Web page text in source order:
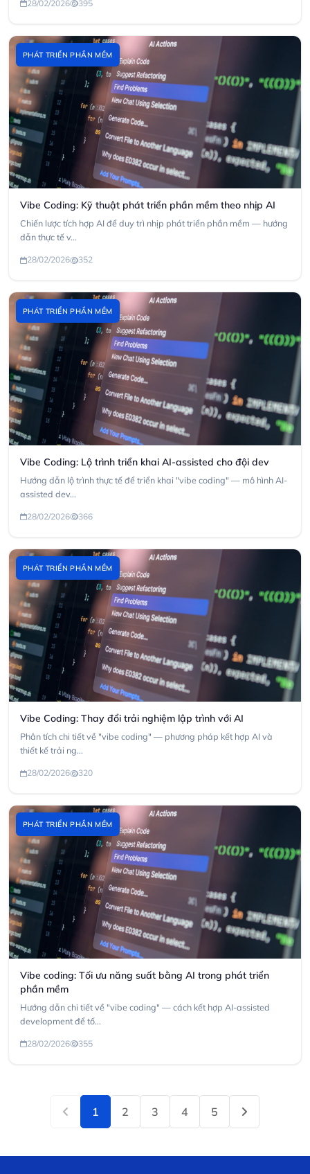
28/02/2026 395
PHÁT TRIỂN PHẦN MỀM
Vibe Coding: Kỹ thuật phát triển phần mềm theo nhịp AI
Chiến lược tích hợp AI để duy trì nhịp phát triển phần mềm — hướng
dẫn thực tế v...
28/02/2026 352
PHÁT TRIỂN PHẦN MỀM
Vibe Coding: Lộ trình triển khai AI-assisted cho đội dev
Hướng dẫn lộ trình thực tế để triển khai "vibe coding" — mô hình AI-
assisted dev...
28/02/2026 366
PHÁT TRIỂN PHẦN MỀM
Vibe Coding: Thay đổi trải nghiệm lập trình với AI
Phân tích chi tiết về "vibe coding" — phương pháp kết hợp AI và
thiết kế trải ng...
28/02/2026 320
PHÁT TRIỂN PHẦN MỀM
Vibe coding: Tối ưu năng suất bằng AI trong phát triển
phần mềm
Hướng dẫn chi tiết về "vibe coding" — cách kết hợp AI-assisted
development để tố...
28/02/2026 355
1 2 3 4 5